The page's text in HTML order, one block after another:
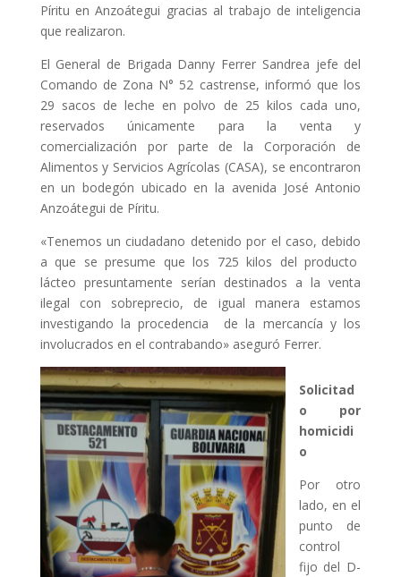
Píritu en Anzoátegui gracias al trabajo de inteligencia
que realizaron.
El General de Brigada Danny Ferrer Sandrea jefe del
Comando de Zona N° 52 castrense, informó que los
29 sacos de leche en polvo de 25 kilos cada uno,
reservados únicamente para la venta y
comercialización por parte de la Corporación de
Alimentos y Servicios Agrícolas (CASA), se encontraron
en un bodegón ubicado en la avenida José Antonio
Anzoátegui de Píritu.
«Tenemos un ciudadano detenido por el caso, debido
a que se presume que los 725 kilos del producto
lácteo presuntamente serían destinados a la venta
ilegal con sobreprecio, de igual manera estamos
investigando la procedencia de la mercancía y los
involucrados en el contrabando» aseguró Ferrer.
Solicitad
o por
homicidi
o
Por otro
lado, en el
punto de
control
fijo del D-